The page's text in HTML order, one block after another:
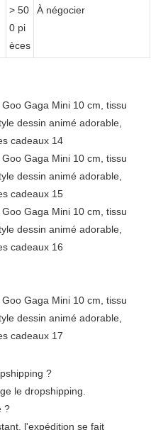
> 50
0 pi
èces
À négocier
?
le dropshipping.
?
l'expédition se fait